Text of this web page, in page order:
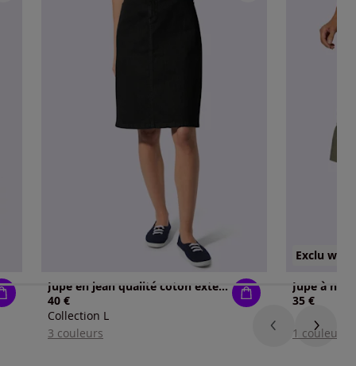
Jupe en jean qualité coton extensible indéformable
40 €
Collection L
3 couleurs
Exclu web
35 €
1 couleur